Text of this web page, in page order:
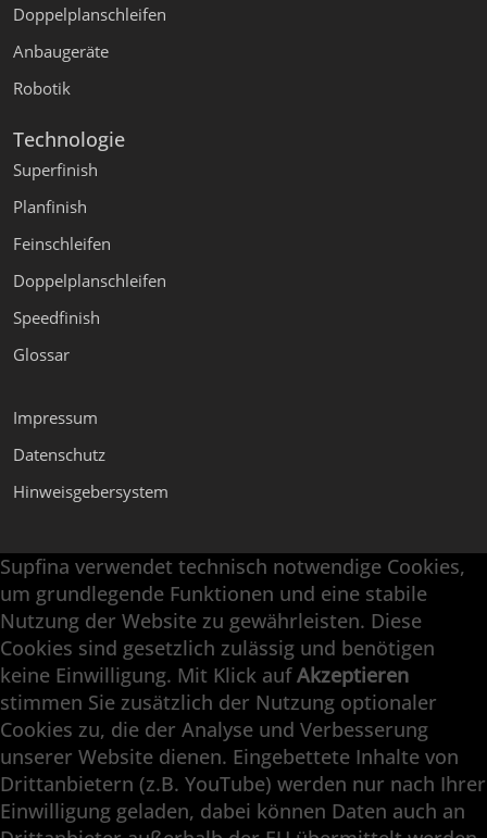
Doppelplanschleifen
Anbaugeräte
Robotik
Technologie
Superfinish
Planfinish
Feinschleifen
Doppelplanschleifen
Speedfinish
Glossar
Impressum
Datenschutz
Hinweisgebersystem
Supfina Anbaugeräte
Supfina Partner Portal
Supfina Grieshaber GmbH & Co. KG
Schmelzegrün 7
77709 Wolfach / Deutschland
+49 7834 866-0
info@supfina.com
Supfina verwendet technisch notwendige Cookies,
um grundlegende Funktionen und eine stabile
Nutzung der Website zu gewährleisten. Diese
Cookies sind gesetzlich zulässig und benötigen
keine Einwilligung. Mit Klick aufAkzeptieren
stimmen Sie zusätzlich der Nutzung optionaler
Cookies zu, die der Analyse und Verbesserung
unserer Website dienen. Eingebettete Inhalte von
Drittanbietern (z.B. YouTube) werden nur nach Ihrer
Einwilligung geladen, dabei können Daten auch an